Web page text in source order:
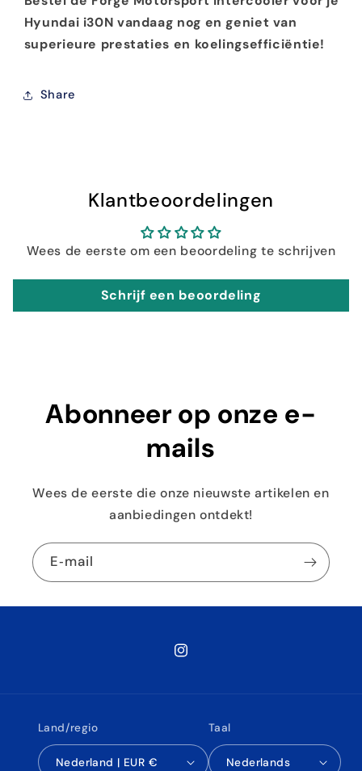
Hyundai i30N vandaag nog en geniet van
superieure prestaties en koelingsefficiëntie!
Share
Klantbeoordelingen
Wees de eerste om een beoordeling te schrijven
Schrijf een beoordeling
Abonneer op onze e-
mails
Wees de eerste die onze nieuwste artikelen en
aanbiedingen ontdekt!
E‑mail
Instagram
Land/regio
Nederland | EUR €
Taal
Nederlands